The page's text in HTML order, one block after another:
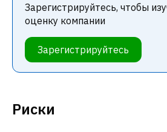
Риски
Зарегистрируйтесь, чтобы
оценку компании
Зарегистрируйтесь